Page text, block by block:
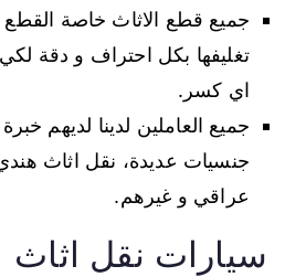
جميع قطع الاثاث خاصة
تغليفها بكل احتراف و دقة
اي كسر.
جميع العاملين لدينا لديهم
جنسيات عديدة، نقل اثاث
عراقي و غيرهم.
سيارات نقل اثاث